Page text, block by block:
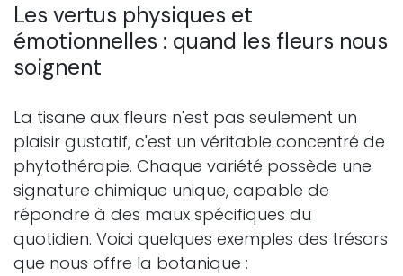
Les vertus physiques et
émotionnelles : quand les fleurs nous
soignent
La tisane aux fleurs n'est pas seulement un
plaisir gustatif, c'est un véritable concentré de
phytothérapie. Chaque variété possède une
signature chimique unique, capable de
répondre à des maux spécifiques du
quotidien. Voici quelques exemples des trésors
que nous offre la botanique :